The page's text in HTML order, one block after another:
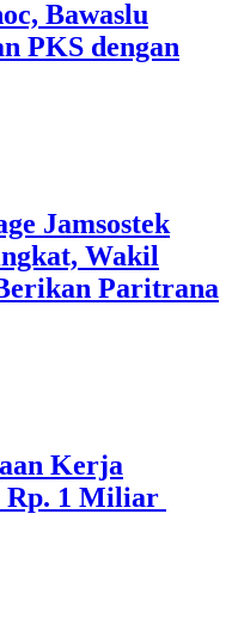
Bawaslu
PKS dengan
Jamsostek
Wakil
Paritrana
Kerja
Rp. 1 Miliar